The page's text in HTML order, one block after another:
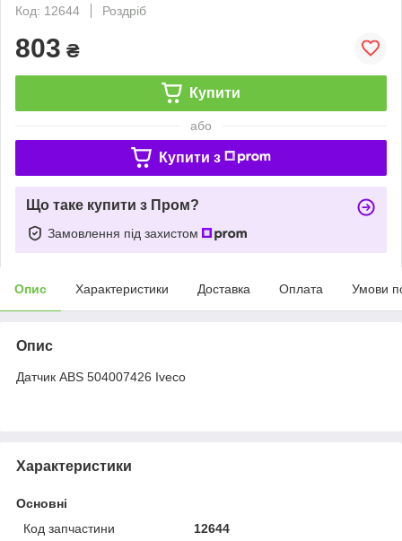
Код: 12644
Роздріб
803 ₴
Купити
або
Купити з
Що таке купити з Пром?
Замовлення під захистом
Опис Характеристики Доставка Оплата Умови
Опис
Датчик АВS 504007426 Iveco
Характеристики
Основні
Код запчастини
12644